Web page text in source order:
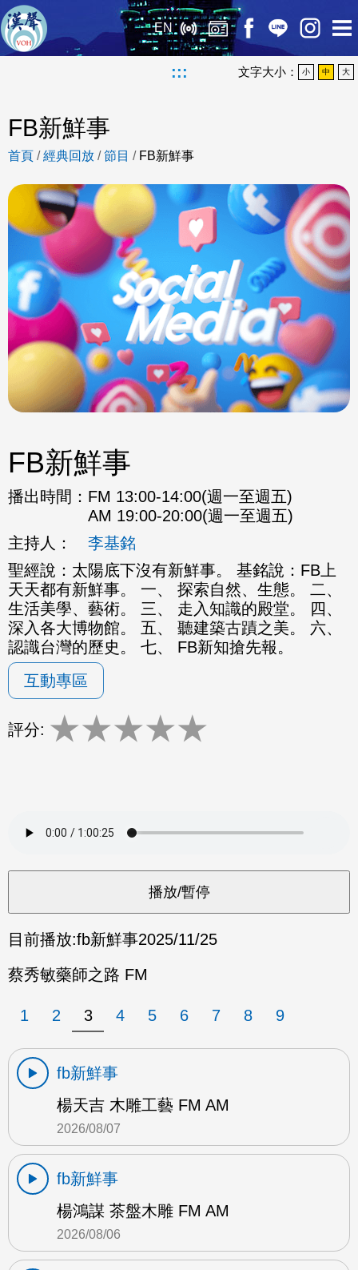
EN
::: 文字大小： 小 中 大
FB新鮮事
首頁 /經典回放 /節目 / FB新鮮事
FB新鮮事
播出時間： FM 13:00-14:00(週一至週五)
AM 19:00-20:00(週一至週五)
主持人：
李基銘
聖經說：太陽底下沒有新鮮事。 基銘說：FB上
天天都有新鮮事。 一、 探索自然、生態。 二、
生活美學、藝術。 三、 走入知識的殿堂。 四、
深入各大博物館。 五、 聽建築古蹟之美。 六、
認識台灣的歷史。 七、 FB新知搶先報。
互動專區
評分: ★★★★★
目前播放:fb新鮮事2025/11/25
蔡秀敏藥師之路 FM
1 2 3 4 5 6 7 8 9
fb新鮮事
楊天吉 木雕工藝 FM AM
2026/08/07
fb新鮮事
楊鴻謀 茶盤木雕 FM AM
2026/08/06